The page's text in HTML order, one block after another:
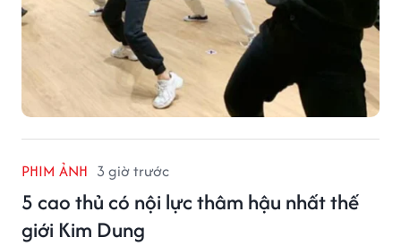
PHIM ẢNH 3 giờ trước
5 cao thủ có nội lực thâm hậu nhất thế
giới Kim Dung